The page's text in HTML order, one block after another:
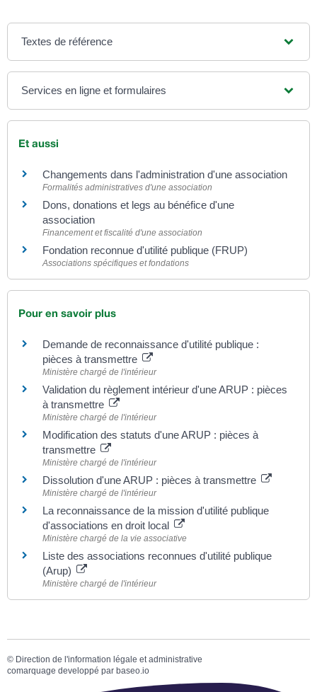
Textes de référence
Services en ligne et formulaires
Et aussi
Changements dans l'administration d'une association
Formalités administratives d'une association
Dons, donations et legs au bénéfice d'une
association
Financement et fiscalité d'une association
Fondation reconnue d'utilité publique (FRUP)
Associations spécifiques et fondations
Pour en savoir plus
Demande de reconnaissance d'utilité publique :
pièces à transmettre
Ministère chargé de l'intérieur
Validation du règlement intérieur d'une ARUP : pièces
à transmettre
Ministère chargé de l'intérieur
Modification des statuts d'une ARUP : pièces à
transmettre
Ministère chargé de l'intérieur
Dissolution d'une ARUP : pièces à transmettre
Ministère chargé de l'intérieur
La reconnaissance de la mission d'utilité publique
d'associations en droit local
Ministère chargé de la vie associative
Liste des associations reconnues d'utilité publique
(Arup)
Ministère chargé de l'intérieur
© Direction de l'information légale et administrative
comarquage developpé par baseo.io